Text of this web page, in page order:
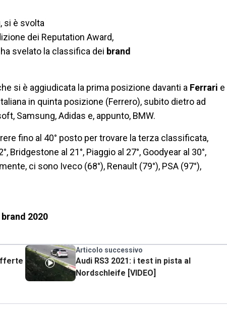
si è svolta
dei Reputation Award,
ha svelato la classifica dei brand
si è aggiudicata la prima posizione davanti a Ferrari e
in quinta posizione (Ferrero), subito dietro ad
Samsung, Adidas e, appunto, BMW.
fino al 40° posto per trovare la terza classificata,
al 21°, Piaggio al 27°, Goodyear al 30°,
ci sono Iveco (68°), Renault (79°), PSA (97°),
2020
Articolo successivo
Audi RS3 2021: i test in pista al
Nordschleife [VIDEO]